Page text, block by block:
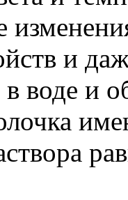
и
в воде и